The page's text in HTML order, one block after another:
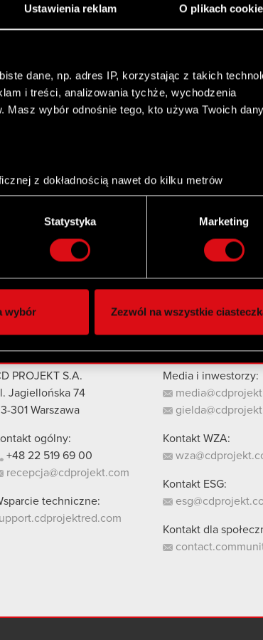
Ustawienia reklam O plikach
dane, np. adres IP, korzystając z takich
i treści, analizowania tychże, wychodzenia
wybór odnośnie tego, kto używa Twoich
z dokładnością nawet do kilku metrów
je zbiory danych (fingerprinting,
przetwarzane oraz ustaw własne preferencje w
wycofać swoją zgodę w dowolnej chwili.
aby oferować funkcje społecznościowe i
połączyć te informacje z innymi danymi
ich usług. Kontynuując korzystanie z naszej
Statystyka Marketing
wybór Zezwól na wszystkie
Kontakt IR
Dowiedz się więcej:
Facebook
PROJEKT S.A.
Jagiellońska 74
301 Warszawa
ogólny:
+48 22 519 69 00
recepcja@cdprojekt.com
techniczne:
Media i inwestorzy:
Kontakt WZA:
Kontakt ESG:
Kontakt dla